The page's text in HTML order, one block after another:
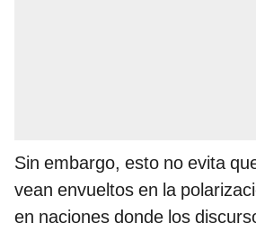
Sin embargo, esto no evita
vean envueltos en la
en naciones donde los